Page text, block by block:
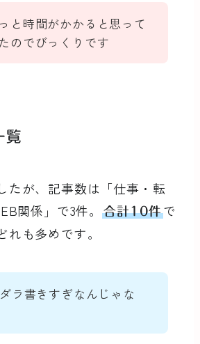
と時間がかかると思って
のでびっくりです
覧
たが、記事数は「仕事・転
関係」で3件。合計10件で
れも多めです。
ラ書きすぎなんじゃな